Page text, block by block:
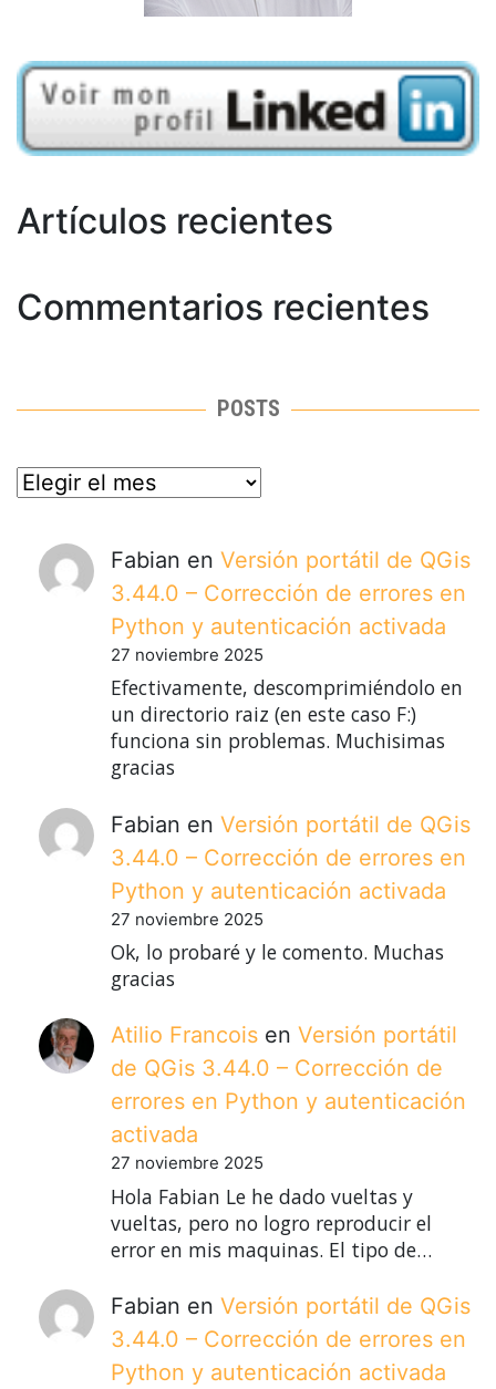
Artículos recientes
Commentarios recientes
POSTS
posts
Fabian en Versión portátil de QGis
3.44.0 – Corrección de errores en
Python y autenticación activada
27 noviembre 2025
Efectivamente, descomprimiéndolo en
un directorio raiz (en este caso F:)
funciona sin problemas. Muchisimas
gracias
Fabian en Versión portátil de QGis
3.44.0 – Corrección de errores en
Python y autenticación activada
27 noviembre 2025
Ok, lo probaré y le comento. Muchas
gracias
Atilio Francois en Versión portátil
de QGis 3.44.0 – Corrección de
errores en Python y autenticación
activada
27 noviembre 2025
Hola Fabian Le he dado vueltas y
vueltas, pero no logro reproducir el
error en mis maquinas. El tipo de…
Fabian en Versión portátil de QGis
3.44.0 – Corrección de errores en
Python y autenticación activada